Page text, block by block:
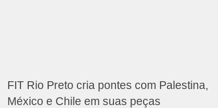
FIT Rio Preto cria pontes com Palestina,
México e Chile em suas peças